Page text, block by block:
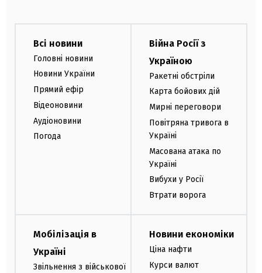
Всі новини
Головні новини
Новини України
Прямий ефір
Відеоновини
Аудіоновини
Погода
Війна Росії з
Україною
Ракетні обстріли
Карта бойових дій
Мирні переговори
Повітряна тривога в
Україні
Масована атака по
Україні
Вибухи у Росії
Втрати ворога
Мобілізація в
Україні
Звільнення з військової
Новини економіки
Ціна нафти
Курси валют